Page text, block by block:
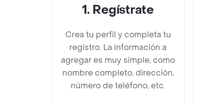
1. Regístrate
Crea tu perfil y completa tu
registro. La información a
agregar es muy simple, como
nombre completo, dirección,
número de teléfono, etc.